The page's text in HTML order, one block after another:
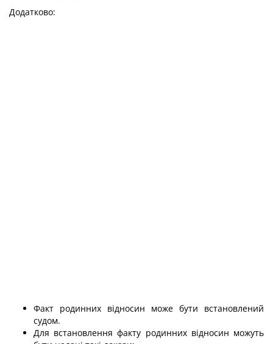
Додатково:
Факт родинних відносин може бути встановлений
судом.
Для встановлення факту родинних відносин можуть